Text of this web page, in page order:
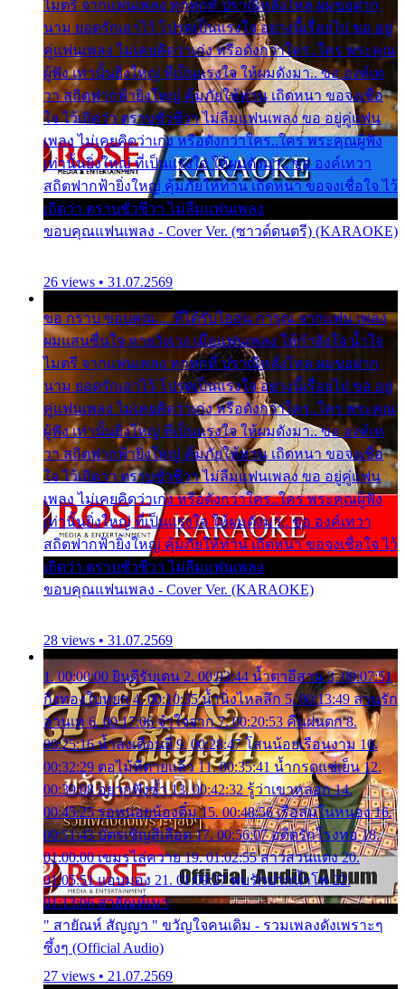
ไมตรี จากแฟนเพลง ทุกทุกที่ ปราณีหลั่งไหล ผมขอฝาก
นาม ยอดรักเอาไว้ โปรดเป็นแรงใจ อย่างนี้เรื่อยไป ขอ อยู่
คู่แฟนเพลง ไม่เคยคิดว่าเก่ง หรือดังกว่าใคร..ใคร พระคุณ
ผู้ฟัง เท่านั้นยิ่งใหญ่ ที่เป็นแรงใจ ให้ผมดังมา.. ขอ องค์เท
วา สถิตฟากฟ้ายิ่งใหญ่ คุ้มภัยให้ท่าน เถิดหนา ขอจงเชื่อ
ใจ ไว้เถิดว่า ตราบชั่วชีวา ไม่ลืมแฟนเพลง ขอ อยู่คู่แฟน
เพลง ไม่เคยคิดว่าเก่ง หรือดังกว่าใคร..ใคร พระคุณผู้ฟัง
เท่านั้นยิ่งใหญ่ ที่เป็นแรงใจ ให้ผมดังมา.. ขอ องค์เทวา
สถิตฟากฟ้ายิ่งใหญ่ คุ้มภัยให้ท่าน เถิดหนา ขอจงเชื่อใจ ไว้
เถิดว่า ตราบชั่วชีวา ไม่ลืมแฟนเพลง
ขอบคุณแฟนเพลง - Cover Ver. (ซาวด์ดนตรี) (KARAOKE)
26 views • 31.07.2569
ขอ กราบ ขอบคุณ.... ที่ได้รับไออุ่น การุณ จากแฟน เพลง
ผมแสนชื่นใจ หายวังเวง เมื่อแฟนเพลง ให้กำลังใจ น้ำใจ
ไมตรี จากแฟนเพลง ทุกทุกที่ ปราณีหลั่งไหล ผมขอฝาก
นาม ยอดรักเอาไว้ โปรดเป็นแรงใจ อย่างนี้เรื่อยไป ขอ อยู่
คู่แฟนเพลง ไม่เคยคิดว่าเก่ง หรือดังกว่าใคร..ใคร พระคุณ
ผู้ฟัง เท่านั้นยิ่งใหญ่ ที่เป็นแรงใจ ให้ผมดังมา.. ขอ องค์เท
วา สถิตฟากฟ้ายิ่งใหญ่ คุ้มภัยให้ท่าน เถิดหนา ขอจงเชื่อ
ใจ ไว้เถิดว่า ตราบชั่วชีวา ไม่ลืมแฟนเพลง ขอ อยู่คู่แฟน
เพลง ไม่เคยคิดว่าเก่ง หรือดังกว่าใคร..ใคร พระคุณผู้ฟัง
เท่านั้นยิ่งใหญ่ ที่เป็นแรงใจ ให้ผมดังมา.. ขอ องค์เทวา
สถิตฟากฟ้ายิ่งใหญ่ คุ้มภัยให้ท่าน เถิดหนา ขอจงเชื่อใจ ไว้
เถิดว่า ตราบชั่วชีวา ไม่ลืมแฟนเพลง
ขอบคุณแฟนเพลง - Cover Ver. (KARAOKE)
28 views • 31.07.2569
1. 00:00:00 ยินดีรับเดน 2. 00:03:44 น้ำตาอีสาน 3. 00:07:51
กิ่งทองใบหยก 4. 00:10:35 น้ำนิ่งไหลลึก 5. 00:13:49 ลานรัก
ลานเท 6. 00:17:06 จำใจจาก 7. 00:20:53 คืนฝนตก 8.
00:25:16 น้ำลงเดือนยี่ 9. 00:28:47 โสนน้อยเรือนงาม 10.
00:32:29 ตอไม้ที่ตายแล้ว 11. 00:35:41 น้ำกรดแช่เย็น 12.
00:39:08 อยากฟังซ้ำ 13. 00:42:32 รู้ว่าเขาหลอก 14.
00:45:25 รอหน่อยน้องติ๋ม 15. 00:48:56 เรือล่มในหนอง 16.
00:51:43 บัตรเชิญสีเลือด 17. 00:56:07 อดีตรักโรงทอ 18.
01:00:00 เขมรไล่ควาย 19. 01:02:55 สาวสวนแตง 20.
01:05:51 แอบมอง 21. 01:09:27 พบรักปากน้ำโพ 22.
01:13:06 สายัณห์เมา
" สายัณห์ สัญญา " ขวัญใจคนเดิม - รวมเพลงดังเพราะๆ
ซึ้งๆ (Official Audio)
27 views • 21.07.2569